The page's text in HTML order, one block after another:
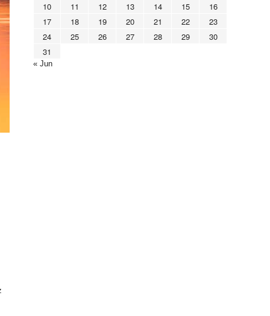
10
11 12 13 14 15
16
17
18 19 20 21 22
23
24
25 26 27 28 29
30
31
« Jun